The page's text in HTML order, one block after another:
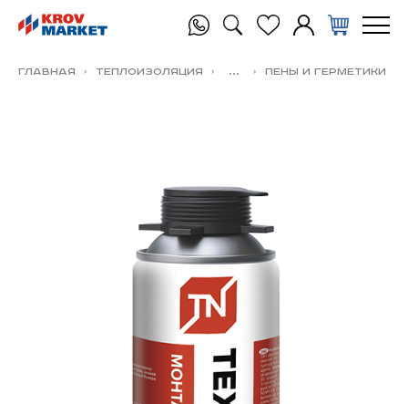
Главная Теплоизоляция ... Пены и герметики